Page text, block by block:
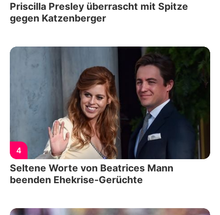
Priscilla Presley überrascht mit Spitze
gegen Katzenberger
4
Seltene Worte von Beatrices Mann
beenden Ehekrise-Gerüchte